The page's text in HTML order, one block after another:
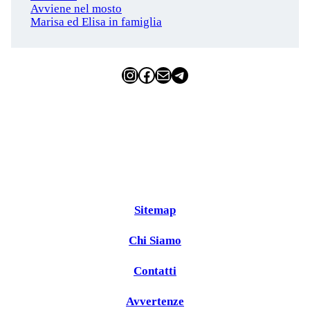
Avviene nel mosto
Marisa ed Elisa in famiglia
InstagramFacebook Email Telegram
Sitemap
Chi Siamo
Contatti
Avvertenze